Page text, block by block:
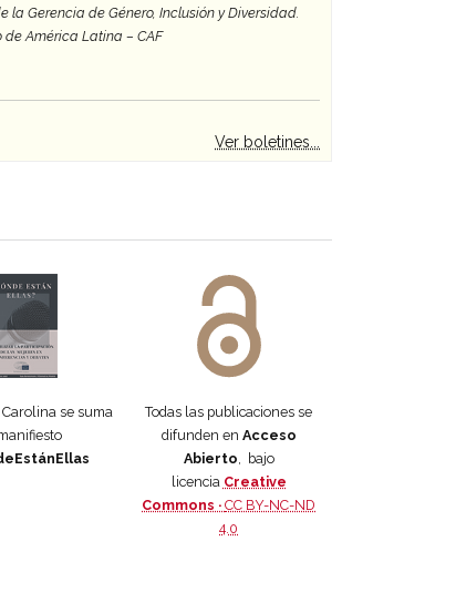
la Gerencia de Género, Inclusión y Diversidad.
América Latina – CAF
Ver boletines...
se suma
Todas las publicaciones se
difunden en Acceso
Abierto, bajo
licencia Creative
Commons ·CC BY-NC-ND
4.0